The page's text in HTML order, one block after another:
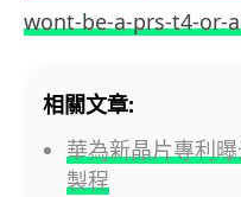
wont-be-a-prs-t4-or-
相關文章:
華為新晶片專利
製程